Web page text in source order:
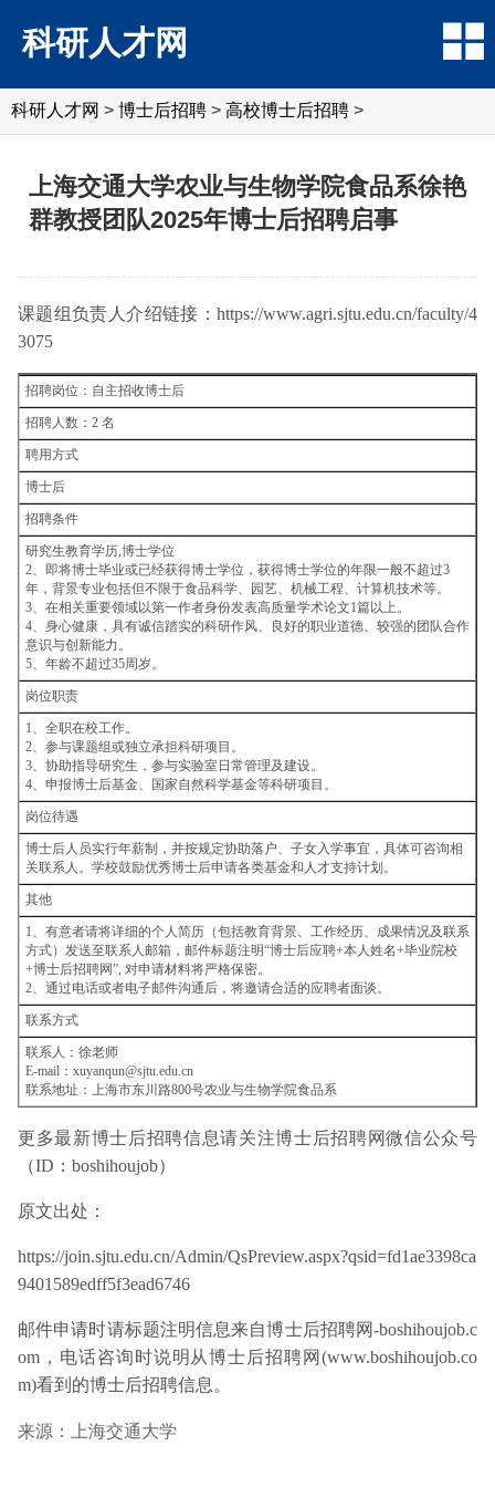
科研人才网
科研人才网 > 博士后招聘 > 高校博士后招聘 >
上海交通大学农业与生物学院食品系徐艳
群教授团队2025年博士后招聘启事
课题组负责人介绍链接：https://www.agri.sjtu.edu.cn/faculty/4
3075
招聘岗位：自主招收博士后
招聘人数：2 名
聘用方式
博士后
招聘条件
研究生教育学历,博士学位
2、即将博士毕业或已经获得博士学位，获得博士学位的年限一般不超过3
年，背景专业包括但不限于食品科学、园艺、机械工程、计算机技术等。
3、在相关重要领域以第一作者身份发表高质量学术论文1篇以上。
4、身心健康，具有诚信踏实的科研作风、良好的职业道德、较强的团队合作
意识与创新能力。
5、年龄不超过35周岁。
岗位职责
1、全职在校工作。
2、参与课题组或独立承担科研项目。
3、协助指导研究生，参与实验室日常管理及建设。
4、申报博士后基金、国家自然科学基金等科研项目。
岗位待遇
博士后人员实行年薪制，并按规定协助落户、子女入学事宜，具体可咨询相
关联系人。学校鼓励优秀博士后申请各类基金和人才支持计划。
其他
1、有意者请将详细的个人简历（包括教育背景、工作经历、成果情况及联系
方式）发送至联系人邮箱，邮件标题注明“博士后应聘+本人姓名+毕业院校
+博士后招聘网”, 对申请材料将严格保密。
2、通过电话或者电子邮件沟通后，将邀请合适的应聘者面谈。
联系方式
联系人：徐老师
E-mail：xuyanqun@sjtu.edu.cn
联系地址：上海市东川路800号农业与生物学院食品系
更多最新博士后招聘信息请关注博士后招聘网微信公众号
（ID：boshihoujob）
原文出处：
https://join.sjtu.edu.cn/Admin/QsPreview.aspx?qsid=fd1ae3398ca
9401589edff5f3ead6746
邮件申请时请标题注明信息来自博士后招聘网-boshihoujob.c
om，电话咨询时说明从博士后招聘网(www.boshihoujob.co
m)看到的博士后招聘信息。
来源：上海交通大学